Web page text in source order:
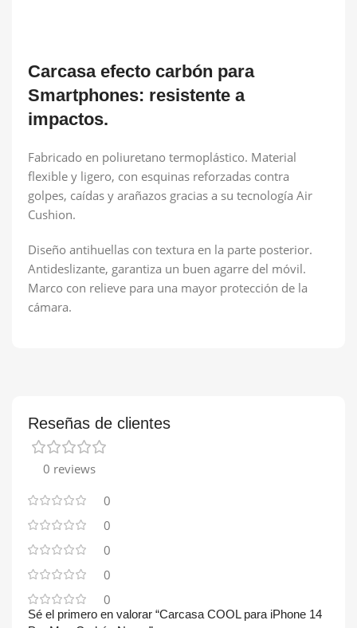
Carcasa efecto carbón para
Smartphones: resistente a
impactos.
Fabricado en poliuretano termoplástico. Material
flexible y ligero, con esquinas reforzadas contra
golpes, caídas y arañazos gracias a su tecnología Air
Cushion.
Diseño antihuellas con textura en la parte posterior.
Antideslizante, garantiza un buen agarre del móvil.
Marco con relieve para una mayor protección de la
cámara.
Reseñas de clientes
0 reviews
0
0
0
0
0
Sé el primero en valorar “Carcasa COOL para iPhone 14